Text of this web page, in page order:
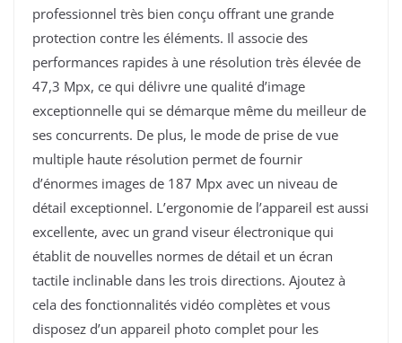
professionnel très bien conçu offrant une grande
protection contre les éléments. Il associe des
performances rapides à une résolution très élevée de
47,3 Mpx, ce qui délivre une qualité d’image
exceptionnelle qui se démarque même du meilleur de
ses concurrents. De plus, le mode de prise de vue
multiple haute résolution permet de fournir
d’énormes images de 187 Mpx avec un niveau de
détail exceptionnel. L’ergonomie de l’appareil est aussi
excellente, avec un grand viseur électronique qui
établit de nouvelles normes de détail et un écran
tactile inclinable dans les trois directions. Ajoutez à
cela des fonctionnalités vidéo complètes et vous
disposez d’un appareil photo complet pour les